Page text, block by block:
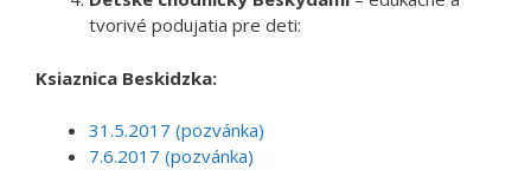
tvorivé podujatia pre deti:
Ksiaznica Beskidzka:
31.5.2017 (pozvánka)
7.6.2017 (pozvánka)